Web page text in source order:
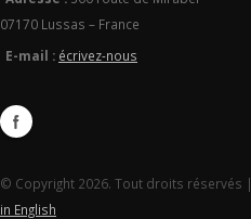
07170 Lussas – France
E-mail : écrivez-nous
© Copyright 2026. Tout droits réservés |
in English